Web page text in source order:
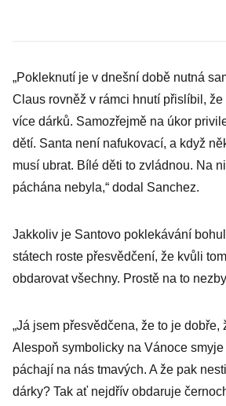
„Pokleknutí je v dnešní době nutná
Claus rovněž v rámci hnutí přislíbil,
více dárků. Samozřejmě na úkor
dětí. Santa není nafukovací, a když
musí ubrat. Bílé děti to zvládnou. Na
páchána nebyla,“ dodal Sanchez.
Jakkoliv je Santovo poklekávání
státech roste přesvědčení, že kvůli
obdarovat všechny. Prostě na to
„Já jsem přesvědčena, že to je dobře,
Alespoň symbolicky na Vánoce
páchají na nás tmavých. A že pak
dárky? Tak ať nejdřív obdaruje